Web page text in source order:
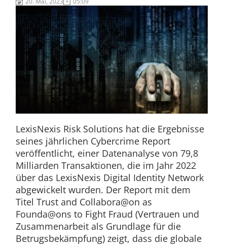
LexisNexis Risk Solutions hat die Ergebnisse
seines jährlichen Cybercrime Report
veröffentlicht, einer Datenanalyse von 79,8
Milliarden Transaktionen, die im Jahr 2022
über das LexisNexis Digital Identity Network
abgewickelt wurden. Der Report mit dem
Titel Trust and Collabora@on as
Founda@ons to Fight Fraud (Vertrauen und
Zusammenarbeit als Grundlage für die
Betrugsbekämpfung) zeigt, dass die globale